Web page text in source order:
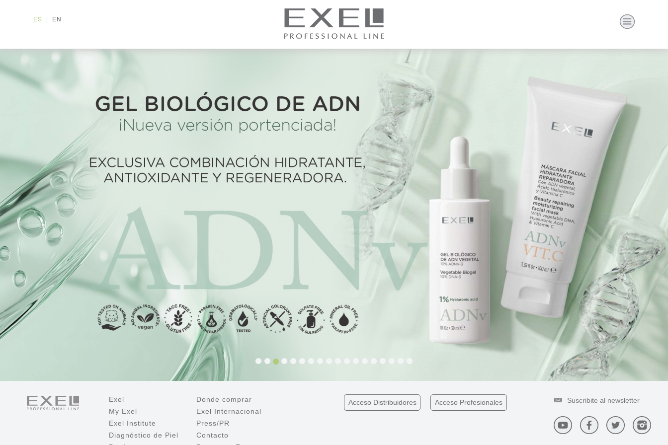
ES | EN
Exel
My Exel
Exel Institute
Diagnóstico de Piel
Donde comprar
Exel Internacional
Press/PR
Contacto
Acceso Distribuidores Acceso Profesionales